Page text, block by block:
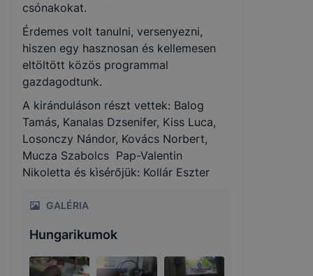
csónakokat.
Érdemes volt tanulni, versenyezni,
hiszen egy hasznosan és kellemesen
eltöltött közös programmal
gazdagodtunk.
A kiránduláson részt vettek: Balog
Tamás, Kanalas Dzsenifer, Kiss Luca,
Losonczy Nándor, Kovács Norbert,
Mucza Szabolcs Pap-Valentin
Nikoletta és kìsérőjük: Kollár Eszter
GALÉRIA
Hungarikumok